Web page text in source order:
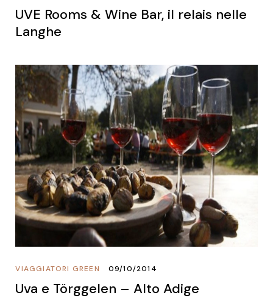
UVE Rooms & Wine Bar, il relais nelle
Langhe
VIAGGIATORI GREEN 09/10/2014
Uva e Törggelen – Alto Adige